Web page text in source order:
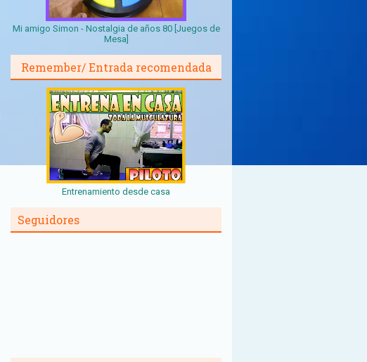
Mi amigo Simon - Nostalgia de años 80 [Juegos de
Mesa]
Remember/ Entrada recomendada
Entrenamiento desde casa
Seguidores